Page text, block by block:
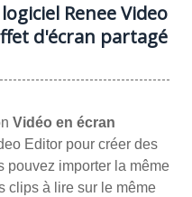
Renee Video
d'écran partagé
Vidéo en écran
Editor pour créer des
pouvez importer la même
clips à lire sur le même